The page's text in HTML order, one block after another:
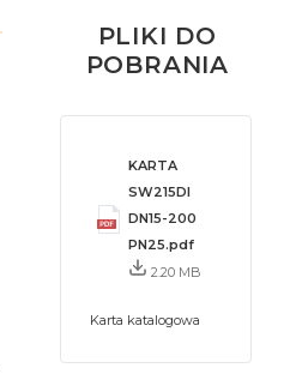
PLIKI DO
POBRANIA
KARTA
SW215DI
DN15-200
PN25.pdf
2.20 MB
Karta katalogowa